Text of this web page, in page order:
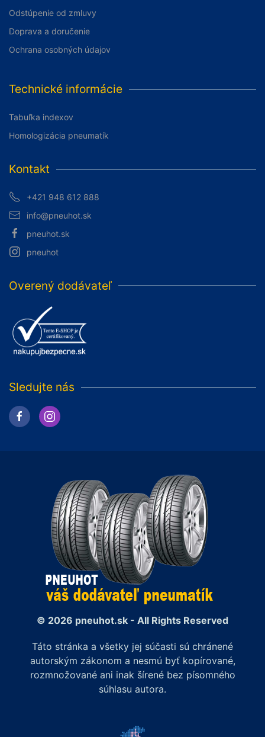
Odstúpenie od zmluvy
Doprava a doručenie
Ochrana osobných údajov
Technické informácie
Tabuľka indexov
Homologizácia pneumatík
Kontakt
+421 948 612 888
info@pneuhot.sk
pneuhot.sk
pneuhot
Overený dodávateľ
Sledujte nás
© 2026 pneuhot.sk - All Rights Reserved
Táto stránka a všetky jej súčasti sú chránené
autorským zákonom a nesmú byť kopírované,
rozmnožované ani inak šírené bez písomného
súhlasu autora.